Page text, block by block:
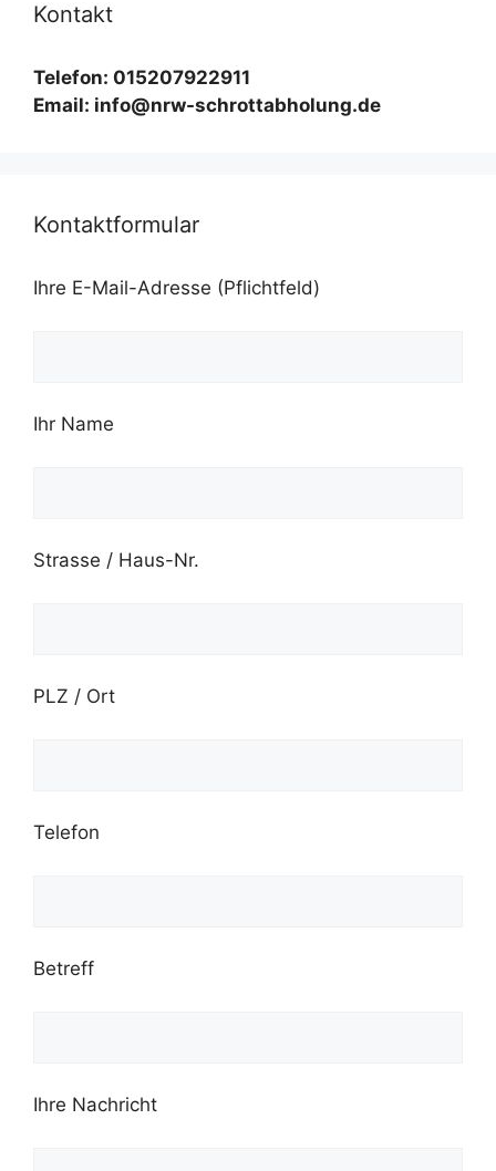
Kontakt
Telefon: 015207922911
Email: info@nrw-schrottabholung.de
Kontaktformular
Ihre E-Mail-Adresse (Pflichtfeld)
Ihr Name
Strasse / Haus-Nr.
PLZ / Ort
Telefon
Betreff
Ihre Nachricht